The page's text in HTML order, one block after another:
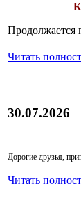
Продолжается
Читать
30.07.2026
Дорогие друзья,
Читать